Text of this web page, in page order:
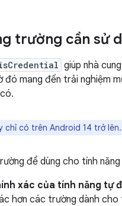
trường cần sử
giúp nhà
đó mang đến trải nghiệm
chỉ có trên Android 14 trở lên.
để dùng cho tính
xác của tính năng tự
hơn các trường dành cho